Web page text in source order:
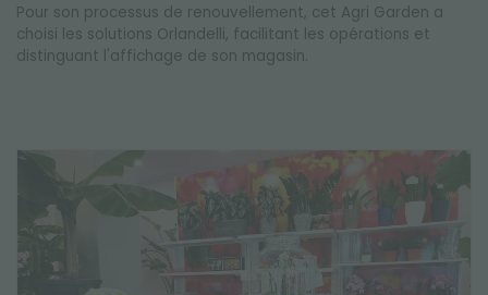
Pour son processus de renouvellement, cet Agri Garden a
choisi les solutions Orlandelli, facilitant les opérations et
distinguant l'affichage de son magasin.